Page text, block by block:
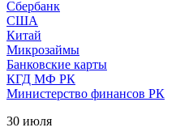
Сбербанк
США
Китай
Микрозаймы
Банковские карты
КГД МФ РК
Министерство финансов РК
30 июля